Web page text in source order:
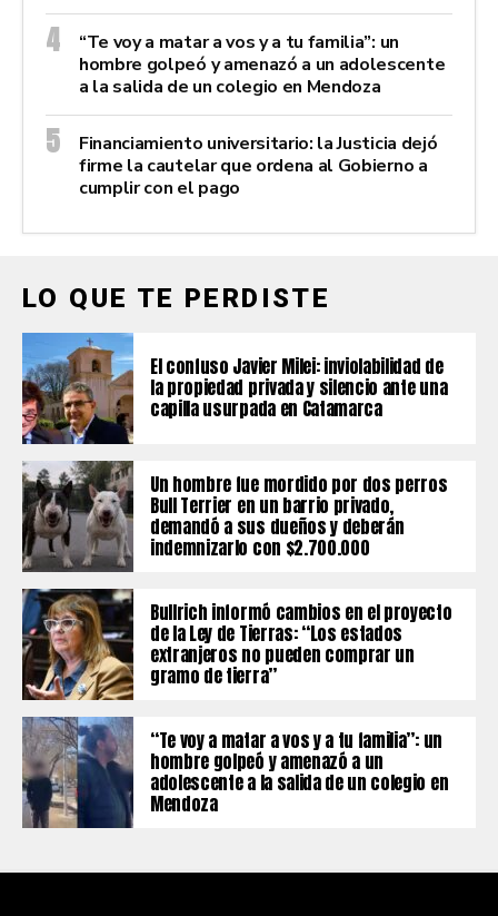
“Te voy a matar a vos y a tu familia”: un
hombre golpeó y amenazó a un adolescente
a la salida de un colegio en Mendoza
Financiamiento universitario: la Justicia dejó
firme la cautelar que ordena al Gobierno a
cumplir con el pago
LO QUE TE PERDISTE
El confuso Javier Milei: inviolabilidad de
la propiedad privada y silencio ante una
capilla usurpada en Catamarca
Un hombre fue mordido por dos perros
Bull Terrier en un barrio privado,
demandó a sus dueños y deberán
indemnizarlo con $2.700.000
Bullrich informó cambios en el proyecto
de la Ley de Tierras: “Los estados
extranjeros no pueden comprar un
gramo de tierra”
“Te voy a matar a vos y a tu familia”: un
hombre golpeó y amenazó a un
adolescente a la salida de un colegio en
Mendoza